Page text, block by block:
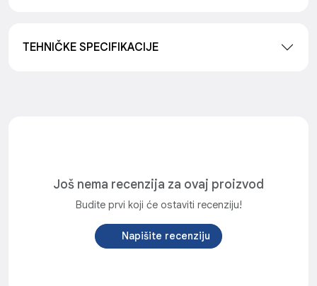
TEHNIČKE SPECIFIKACIJE
Još nema recenzija za ovaj proizvod
Budite prvi koji će ostaviti recenziju!
Napišite recenziju